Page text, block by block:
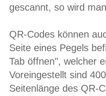
gescannt, so wird
QR-Codes können
Seite eines Pegels
Tab öffnen", welcher
Voreingestellt sind
Seitenlänge des QR-